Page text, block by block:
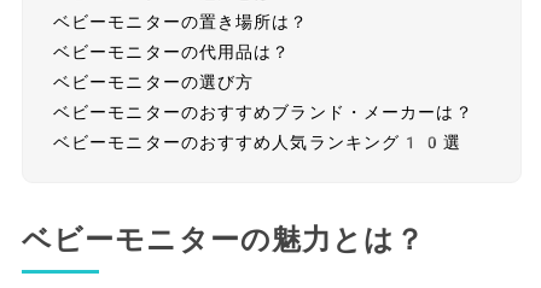
ベビーモニターの置き場所は？
ベビーモニターの代用品は？
ベビーモニターの選び方
ベビーモニターのおすすめブランド・メーカーは？
ベビーモニターのおすすめ人気ランキング10選
ベビーモニターの魅力とは？